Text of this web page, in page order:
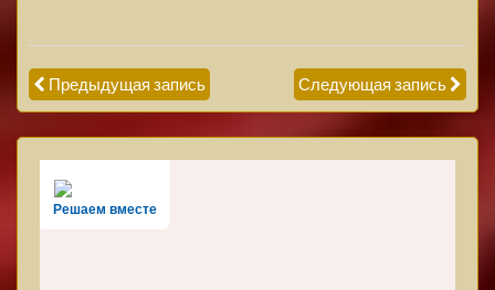
Предыдущая запись Следующая запись
Решаем вместе